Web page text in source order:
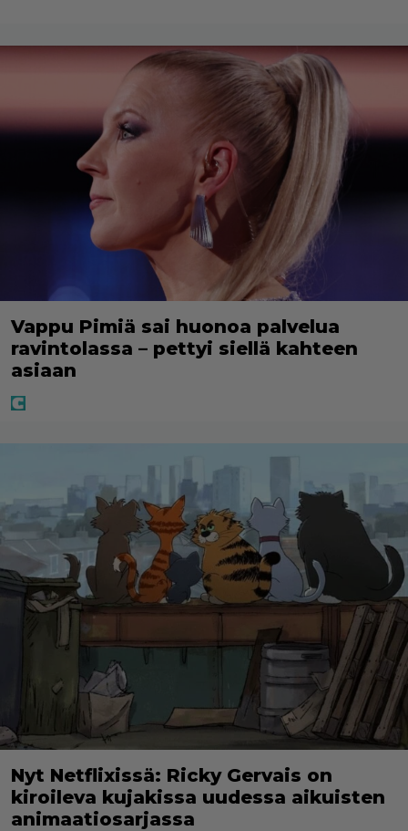
Vappu Pimiä sai huonoa palvelua
ravintolassa – pettyi siellä kahteen
asiaan
Nyt Netflixissä: Ricky Gervais on
kiroileva kujakissa uudessa aikuisten
animaatiosarjassa